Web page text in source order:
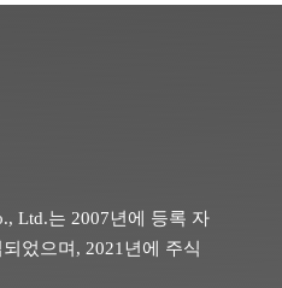
Ltd.는 2007년에 등록 자
었으며, 2021년에 주식